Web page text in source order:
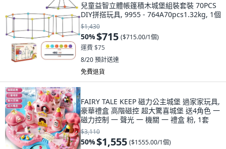
兒童益智立體帳篷積木城堡組裝套裝 70PCS
DIY拼搭玩具, 9955 - 764A70pcs1.32kg, 1個
$1,430
50%$715 ($715.00/1個)
運費 $75
8/20預計送達
免費退貨
FAIRY TALE KEEP 磁力公主城堡 過家家玩具,
豪華禮盒 高階磁控 超大驚喜城堡 送4角色 一
磁力控制 一 聲光 一 機關 一 禮盒 粉, 1套
$3,110
50%$1,555 ($1555.00/1個)